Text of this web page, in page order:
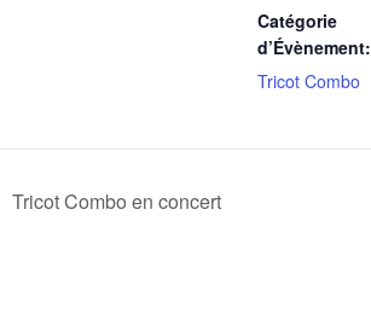
Catégorie
d’Évènement:
Tricot Combo
Tricot Combo en concert